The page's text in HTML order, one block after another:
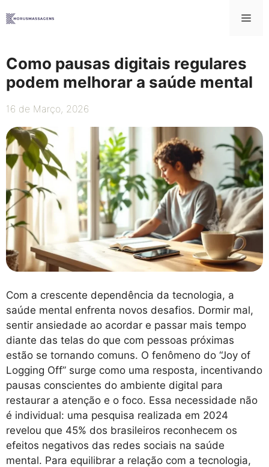
para
Como pausas digitais regulares
podem melhorar a saúde mental
16 de Março, 2026
Com a crescente dependência da tecnologia, a
saúde mental enfrenta novos desafios. Dormir mal,
sentir ansiedade ao acordar e passar mais tempo
diante das telas do que com pessoas próximas
estão se tornando comuns. O fenômeno do “Joy of
Logging Off” surge como uma resposta, incentivando
pausas conscientes do ambiente digital para
restaurar a atenção e o foco. Essa necessidade não
é individual: uma pesquisa realizada em 2024
revelou que 45% dos brasileiros reconhecem os
efeitos negativos das redes sociais na saúde
mental. Para equilibrar a relação com a tecnologia,